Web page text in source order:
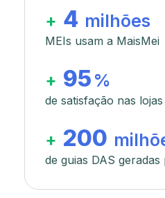
+ 4 milhões
MEIs usam a MaisMei
+ 95 %
de satisfação nas
+ 200
de guias DAS